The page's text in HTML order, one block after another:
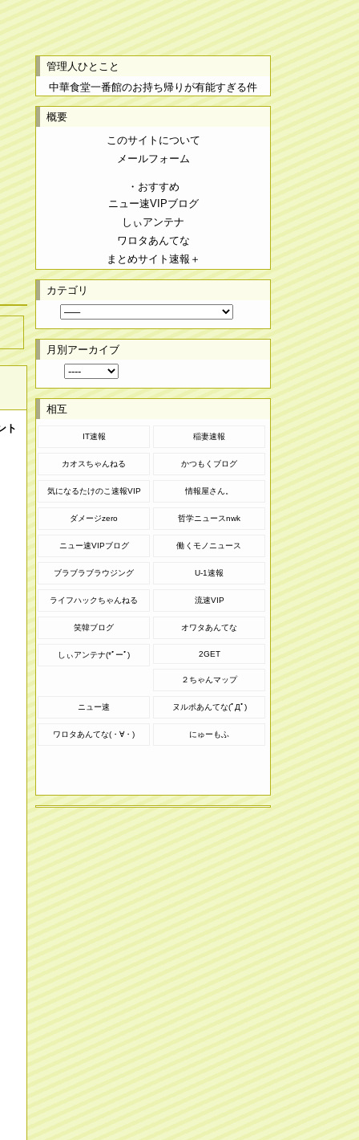
ト
管理人ひとこと
中華食堂一番館のお持ち帰りが有能すぎる件
概要
このサイトについて
メールフォーム
・おすすめ
ニュー速VIPブログ
しぃアンテナ
ワロタあんてな
まとめサイト速報＋
カテゴリ
月別アーカイブ
相互
IT速報 稲妻速報
カオスちゃんねる かつもくブログ
気になるたけのこ速報VIP 情報屋さん。
ダメージzero 哲学ニュースnwk
ニュー速VIPブログ 働くモノニュース
ブラブラブラウジング U-1速報
ライフハックちゃんねる 流速VIP
笑韓ブログ オワタあんてな
しぃアンテナ(*ﾟーﾟ) 2GET
２ちゃんマップ
ニュー速 ヌルポあんてな(ﾟДﾟ)
ワロタあんてな(・∀・) にゅーもふ